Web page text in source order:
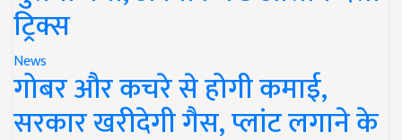
ट्रिक्स
News
गोबर और कचरे से होगी कमाई,
सरकार खरीदेगी गैस, प्लांट लगाने के